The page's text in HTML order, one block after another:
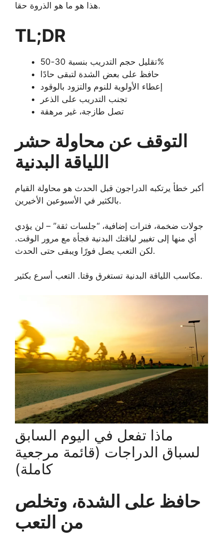
هذا هو ما هو الذروة حقا.
TL;DR
تقليل حجم التدريب بنسبة 30-50%
حافظ على بعض الشدة لتبقى حادًا
إعطاء الأولوية للنوم والتزود بالوقود
تجنب التدريب على الذعر
تصل طازجة، غير مرهقة
التوقف عن محاولة حشر
اللياقة البدنية
أكبر خطأ يرتكبه الدراجون قبل الحدث هو محاولة القيام
بالكثير في الأسبوعين الأخيرين.
جولات ضخمة، فترات إضافية، “جلسات ثقة” – لن يؤدي
أي منها إلى تغيير لياقتك البدنية فجأة مع مرور الوقت.
لكن التعب يصل فورًا ويبقى حتى الحدث.
مكاسب اللياقة البدنية تستغرق وقتا. التعب أسرع بكثير.
ماذا تفعل في اليوم السابق
لسباق الدراجات (قائمة مرجعية
كاملة)
حافظ على الشدة، وتخلص
من التعب